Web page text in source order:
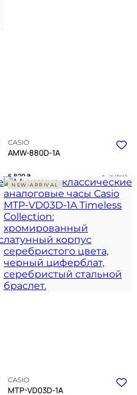
CASIO
AMW-880D-1A
6 820₴ in stock
Черный матовый циферблат в
крепкой стальной броне
TIMELESS COLLECTION
NEW-ARRIVAL
CASIO
MTP-VD03D-1A